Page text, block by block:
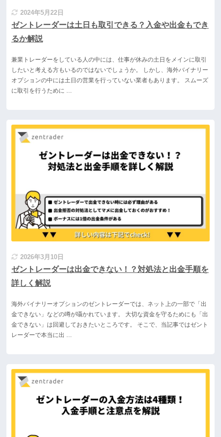
2024年5月22日
ゼントレーダーは土日も取引できる？入金や出金もでき
るか解説
兼業トレーダーをしている人の中には、仕事が休みの土日をメインに取引
したいと考える方もいるのではないでしょうか。 しかし、海外バイナリー
オプションの中には土日の営業を行っていない業者もあります。 スムーズ
に取引を行うために …
2026年3月10日
ゼントレーダーは出金できない！？対処法と出金手順を
詳しく解説
海外バイナリーオプションのゼントレーダーでは、ネット上の一部で「出
金できない」などの噂が囁かれています。 大切な資金を守るためにも「出
金できない」は回避しておきたいところです。 そこで、当記事ではゼント
レーダーで本当に出 …